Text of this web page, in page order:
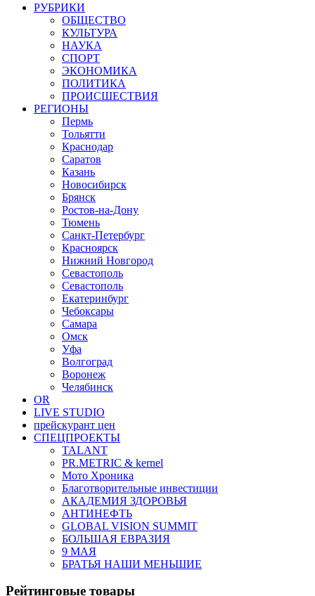
РУБРИКИ
ОБЩЕСТВО
КУЛЬТУРА
НАУКА
СПОРТ
ЭКОНОМИКА
ПОЛИТИКА
ПРОИСШЕСТВИЯ
РЕГИОНЫ
Пермь
Тольятти
Краснодар
Саратов
Казань
Новосибирск
Брянск
Ростов-на-Дону
Тюмень
Санкт-Петербург
Красноярск
Нижний Новгород
Севастополь
Севастополь
Екатеринбург
Чебоксары
Самара
Омск
Уфа
Волгоград
Воронеж
Челябинск
OR
LIVE STUDIO
прейскурант цен
СПЕЦПРОЕКТЫ
TALANT
PR.METRIC & kernel
Мото Хроника
Благотворительные инвестиции
АКАДЕМИЯ ЗДОРОВЬЯ
АНТИНЕФТЬ
GLOBAL VISION SUMMIT
БОЛЬШАЯ ЕВРАЗИЯ
9 МАЯ
БРАТЬЯ НАШИ МЕНЬШИЕ
Рейтинговые товары